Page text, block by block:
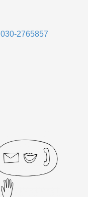
030-2765857